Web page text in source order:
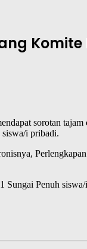
sorotan
siswa/i pribadi.
Penuh